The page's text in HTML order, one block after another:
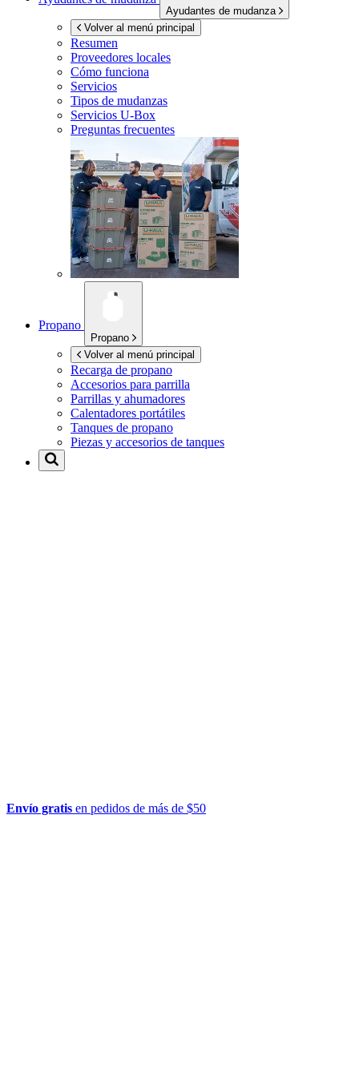
Ayudantes de mudanza
Volver al menú principal
Resumen
Proveedores locales
Cómo funciona
Servicios
Tipos de mudanzas
Servicios U-Box
Preguntas frecuentes
Propano
Propano
Volver al menú principal
Recarga de propano
Accesorios para parrilla
Parrillas y ahumadores
Calentadores portátiles
Tanques de propano
Piezas y accesorios de tanques
Envío gratis en pedidos de más de $50